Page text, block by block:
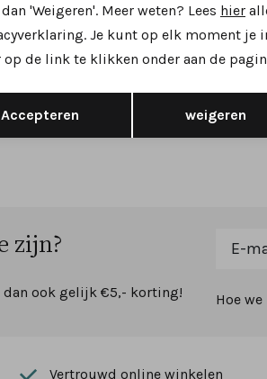
3-
89,99
zijn?
dan ook gelijk €5,- korting! Hoe
Vertrouwd online winkelen
Terug
'Weigeren'. Meer weten? Lees hier
Je kunt op elk moment je
op de link te klikken onder aan de
Accepteren weigeren